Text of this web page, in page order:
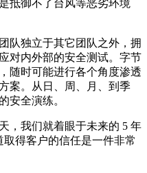
抵御不了台风等恶劣环境
独立于其它团队之外，拥
对内外部的安全测试。字节
随时可能进行各个角度渗透
案。从日、周、月、到季
安全演练。
我们就着眼于未来的 5 年
得客户的信任是一件非常